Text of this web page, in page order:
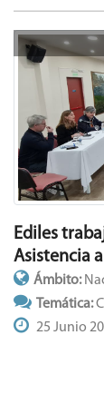
Ediles
Asistencia
Ámbito:
Temática:
25 Junio